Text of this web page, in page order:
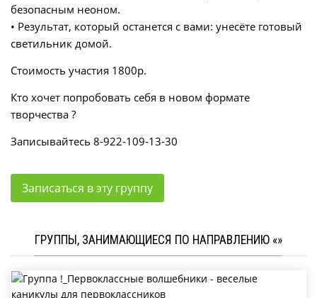
безопасным неоном.
• Результат, который останется с вами: унесёте готовый
светильник домой.
Стоимость участия 1800р.
Кто хочет попробовать себя в новом формате
творчества ?
Записывайтесь 8-922-109-13-30
Записаться в эту группу
ГРУППЫ, ЗАНИМАЮЩИЕСЯ ПО НАПРАВЛЕНИЮ «»